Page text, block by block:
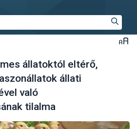
állatoktól eltérő,
állati
való
tilalma